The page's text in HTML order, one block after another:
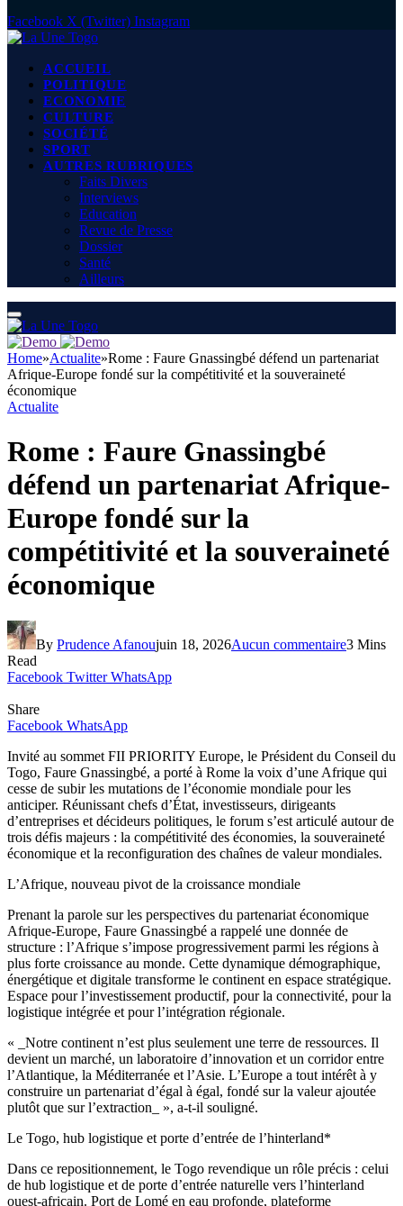
Facebook X (Twitter) Instagram
ACCUEIL
POLITIQUE
ECONOMIE
CULTURE
SOCIÉTÉ
SPORT
AUTRES RUBRIQUES
Faits Divers
Interviews
Education
Revue de Presse
Dossier
Santé
Ailleurs
Home»Actualite»Rome : Faure Gnassingbé défend un partenariat
Afrique-Europe fondé sur la compétitivité et la souveraineté
économique
Actualite
Rome : Faure Gnassingbé
défend un partenariat Afrique-
Europe fondé sur la
compétitivité et la souveraineté
économique
By Prudence Afanoujuin 18, 2026Aucun commentaire3 Mins
Read
Facebook Twitter WhatsApp
Share
Facebook WhatsApp
Invité au sommet FII PRIORITY Europe, le Président du Conseil du
Togo, Faure Gnassingbé, a porté à Rome la voix d’une Afrique qui
cesse de subir les mutations de l’économie mondiale pour les
anticiper. Réunissant chefs d’État, investisseurs, dirigeants
d’entreprises et décideurs politiques, le forum s’est articulé autour de
trois défis majeurs : la compétitivité des économies, la souveraineté
économique et la reconfiguration des chaînes de valeur mondiales.
L’Afrique, nouveau pivot de la croissance mondiale
Prenant la parole sur les perspectives du partenariat économique
Afrique-Europe, Faure Gnassingbé a rappelé une donnée de
structure : l’Afrique s’impose progressivement parmi les régions à
plus forte croissance au monde. Cette dynamique démographique,
énergétique et digitale transforme le continent en espace stratégique.
Espace pour l’investissement productif, pour la connectivité, pour la
logistique intégrée et pour l’intégration régionale.
« _Notre continent n’est plus seulement une terre de ressources. Il
devient un marché, un laboratoire d’innovation et un corridor entre
l’Atlantique, la Méditerranée et l’Asie. L’Europe a tout intérêt à y
construire un partenariat d’égal à égal, fondé sur la valeur ajoutée
plutôt que sur l’extraction_ », a-t-il souligné.
Le Togo, hub logistique et porte d’entrée de l’hinterland*
Dans ce repositionnement, le Togo revendique un rôle précis : celui
de hub logistique et de porte d’entrée naturelle vers l’hinterland
ouest-africain. Port de Lomé en eau profonde, plateforme